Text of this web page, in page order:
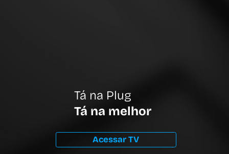
Tá na Plug
Tá na melhor
Acessar TV